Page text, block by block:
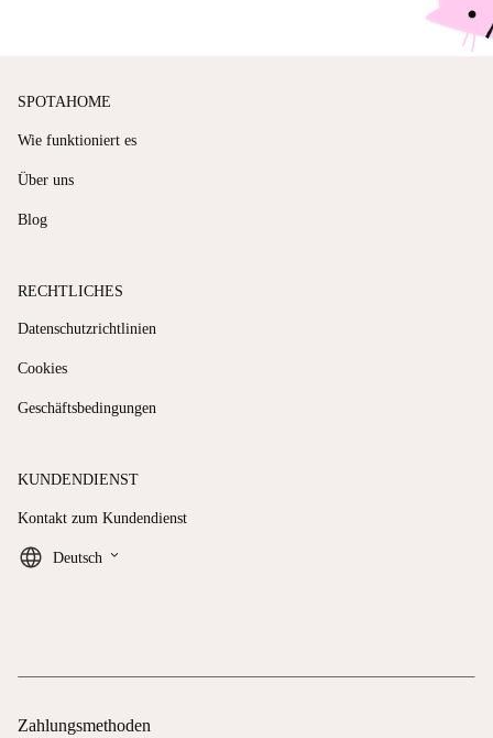
SPOTAHOME
Wie funktioniert es
Über uns
Blog
RECHTLICHES
Datenschutzrichtlinien
Cookies
Geschäftsbedingungen
KUNDENDIENST
Kontakt zum Kundendienst
Deutsch keyboard_arrow_down
Zahlungsmethoden